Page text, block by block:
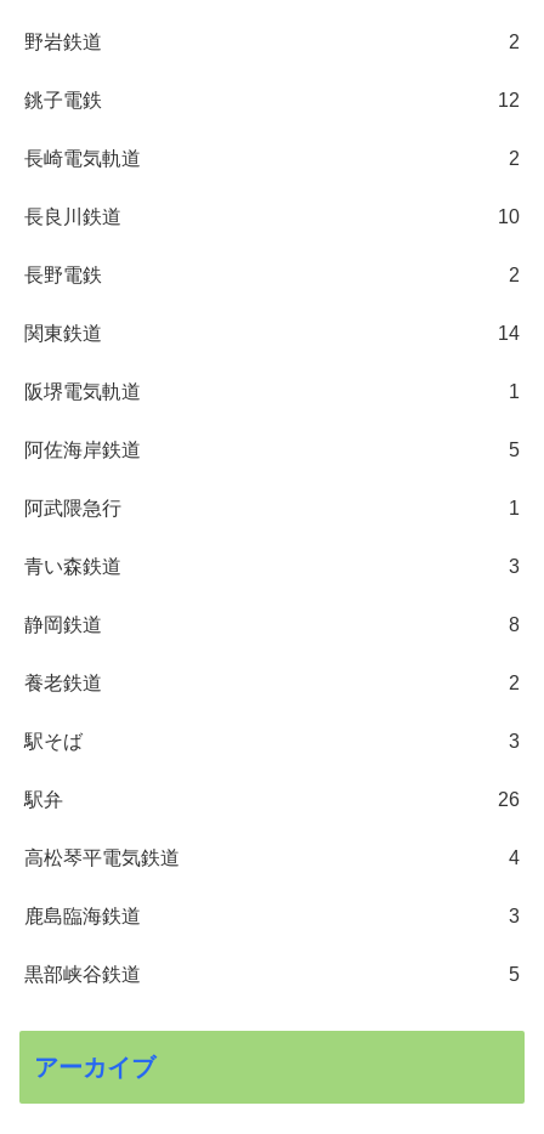
野岩鉄道 2
銚子電鉄 12
長崎電気軌道 2
長良川鉄道 10
長野電鉄 2
関東鉄道 14
阪堺電気軌道 1
阿佐海岸鉄道 5
阿武隈急行 1
青い森鉄道 3
静岡鉄道 8
養老鉄道 2
駅そば 3
駅弁 26
高松琴平電気鉄道 4
鹿島臨海鉄道 3
黒部峡谷鉄道 5
アーカイブ